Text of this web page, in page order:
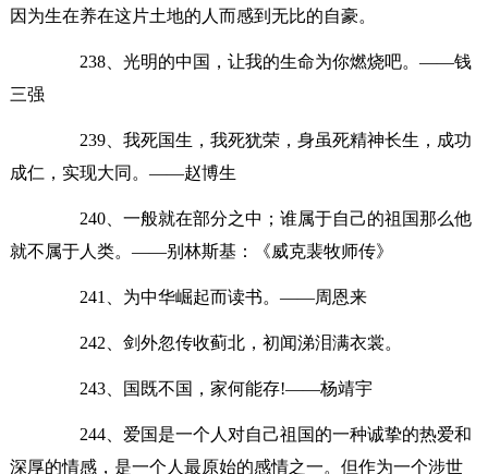
因为生在养在这片土地的人而感到无比的自豪。
238、光明的中国，让我的生命为你燃烧吧。——钱
三强
239、我死国生，我死犹荣，身虽死精神长生，成功
成仁，实现大同。——赵博生
240、一般就在部分之中；谁属于自己的祖国那么他
就不属于人类。——别林斯基：《威克裴牧师传》
241、为中华崛起而读书。——周恩来
242、剑外忽传收蓟北，初闻涕泪满衣裳。
243、国既不国，家何能存!——杨靖宇
244、爱国是一个人对自己祖国的一种诚挚的热爱和
深厚的情感，是一个人最原始的感情之一。但作为一个涉世